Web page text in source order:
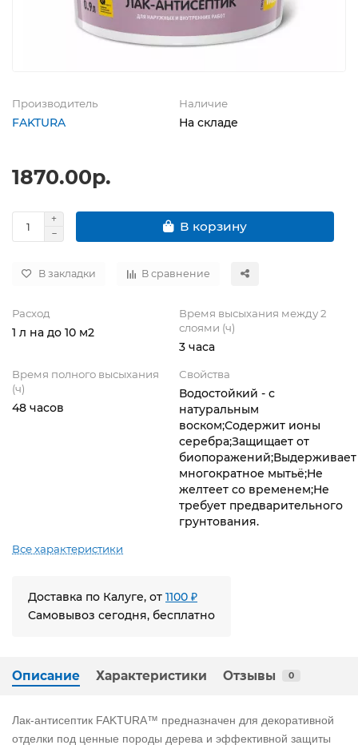
Производитель
FAKTURA
Наличие
На складе
1870.00р.
В корзину
В закладки В сравнение
Расход
1 л на до 10 м2
Время высыхания между 2
слоями (ч)
3 часа
Время полного высыхания
(ч)
48 часов
Свойства
Водостойкий - с
натуральным
воском;Содержит ионы
серебра;Защищает от
биопоражений;Выдерживает
многократное мытьё;Не
желтеет со временем;Не
требует предварительного
грунтования.
Все характеристики
Доставка по Калуге, от 1100 ₽
Самовывоз сегодня, бесплатно
Описание Характеристики Отзывы 0
Лак-антисептик FAKTURA™ предназначен для декоративной
отделки под ценные породы дерева и эффективной защиты